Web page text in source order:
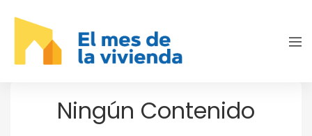
Ningún Contenido